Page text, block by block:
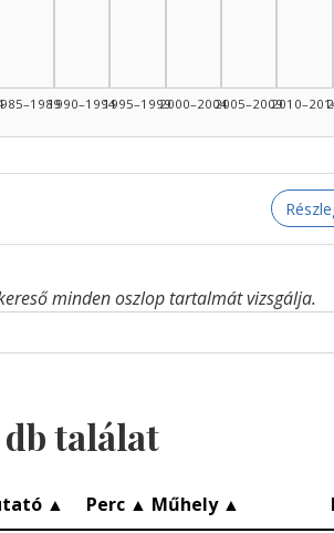
1990–19941995–19992000–20042005–2009
minden oszlop tartalmát vizsgálja.
db találat
▲ Perc ▲ Műhely ▲